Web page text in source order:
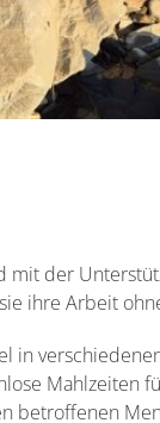
mit der
ihre Arbeit
in
Mahlzeiten
betroffenen